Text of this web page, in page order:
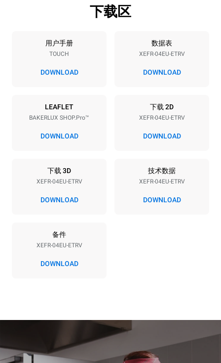
烤盘规格
4 600x400
烤盘间距
电压
380-415V 3N~ / 220-240V
3~ / 220-240V 1~
功率
6,9 kW
50 / 60 Hz 不包括
7.9 kWh/天
下载区
用户手册
TOUCH
DOWNLOAD
数据表
XEFR-04EU-ETRV
DOWNLOAD
LEAFLET
BAKERLUX SHOP.Pro™
DOWNLOAD
下载 2D
XEFR-04EU-ETRV
DOWNLOAD
下载 3D
XEFR-04EU-ETRV
DOWNLOAD
技术数据
XEFR-04EU-ETRV
DOWNLOAD
备件
XEFR-04EU-ETRV
DOWNLOAD